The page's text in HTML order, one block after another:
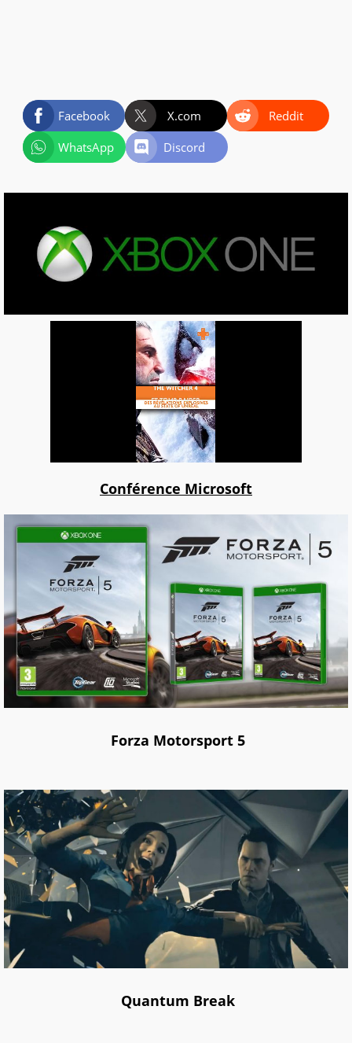
Facebook X.com
Reddit
WhatsApp
Discord
Conférence Microsoft
Forza Motorsport 5
Quantum Break